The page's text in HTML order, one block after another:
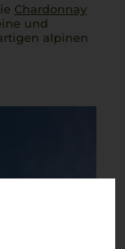
Chardonnay
und
alpinen